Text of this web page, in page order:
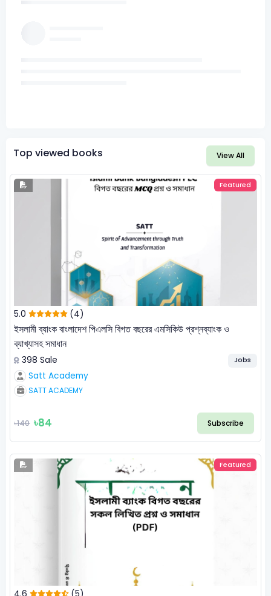
Top viewed books View All
Featured
5.0 (4)
ইসলামী ব্যাংক বাংলাদেশ পিএলসি বিগত বছরের এমসিকিউ প্রশ্নব্যাংক ও
ব্যাখ্যাসহ সমাধান
398 Sale Jobs
Satt Academy
SATT ACADEMY
৳140 ৳84 Subscribe
Featured
4.6 (5)